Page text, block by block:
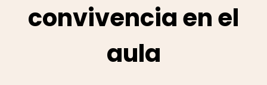
convivencia en el
aula